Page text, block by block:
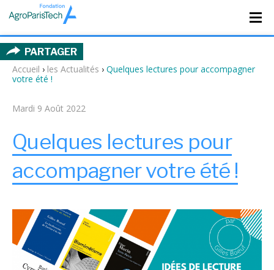
PARTAGER
Accueil › les Actualités › Quelques lectures pour accompagner
votre été !
Mardi 9 Août 2022
Quelques lectures pour
accompagner votre été !